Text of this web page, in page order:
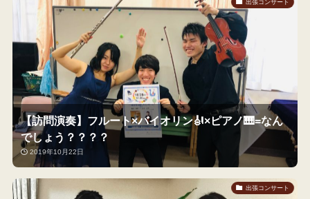
出張コンサート
【訪問演奏】フルート×バイオリン🎻×ピアノ🎹=なん
でしょう？？？？
2019年10月22日
出張コンサート